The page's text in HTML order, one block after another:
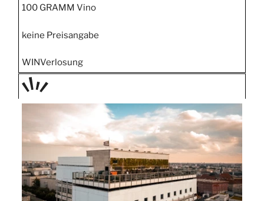
100 GRAMM Vino
keine Preisangabe
WINVerlosung
TAGE